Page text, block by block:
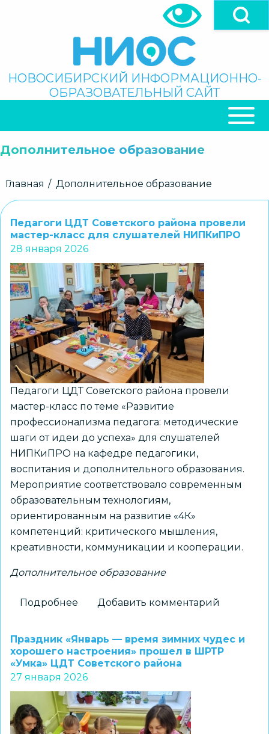
Поиск
НОВОСИБИРСКИЙ ИНФОРМАЦИОННО-
ОБРАЗОВАТЕЛЬНЫЙ САЙТ
НАВИГАЦИЯ
Дополнительное образование
Строка
Главная Дополнительное образование
Педагоги ЦДТ Советского района провели
мастер-класс для слушателей НИПКиПРО
28 января 2026
Педагоги ЦДТ Советского района провели
мастер-класс по теме «Развитие
профессионализма педагога: методические
шаги от идеи до успеха» для слушателей
НИПКиПРО на кафедре педагогики,
воспитания и дополнительного образования.
Мероприятие соответствовало современным
образовательным технологиям,
ориентированным на развитие «4К»
компетенций: критического мышления,
креативности, коммуникации и кооперации.
Дополнительное образование
Подробнее
Советского
района
провели
мастер-
класс
для
Добавить комментарий
Праздник «Январь — время зимних чудес и
хорошего настроения» прошел в ШРТР
«Умка» ЦДТ Советского района
27 января 2026